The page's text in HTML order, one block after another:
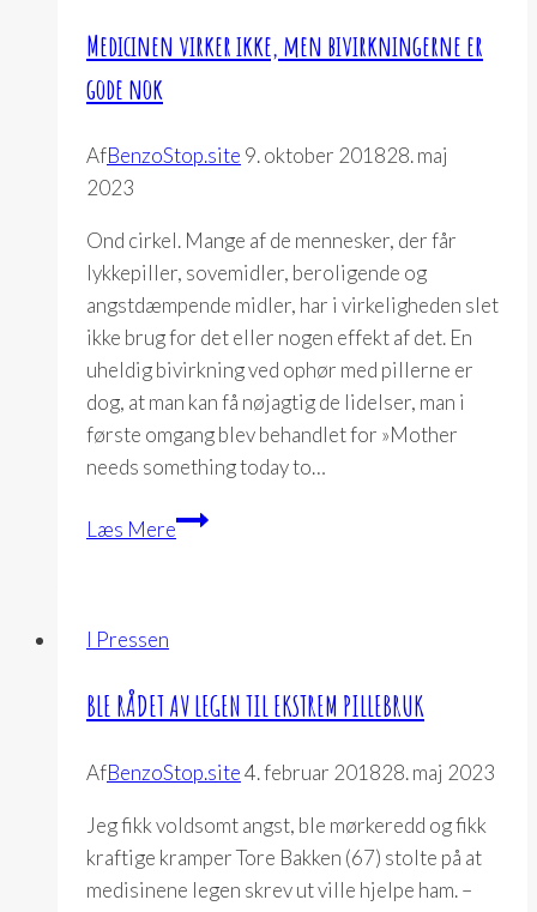
Medicinen virker ikke, men bivirkningerne er
gode nok
AfBenzoStop.site 9. oktober 201828. maj
2023
Ond cirkel. Mange af de mennesker, der får
lykkepiller, sovemidler, beroligende og
angstdæmpende midler, har i virkeligheden slet
ikke brug for det eller nogen effekt af det. En
uheldig bivirkning ved ophør med pillerne er
dog, at man kan få nøjagtig de lidelser, man i
første omgang blev behandlet for »Mother
needs something today to…
Læs MereMedicinen
gode
I Pressen
BLE RÅDET AV LEGEN TIL EKSTREM PILLEBRUK
AfBenzoStop.site4. februar 201828. maj 2023
Jeg fikk voldsomt angst, ble mørkeredd og fikk
kraftige kramper Tore Bakken (67) stolte på at
medisinene legen skrev ut ville hjelpe ham. –